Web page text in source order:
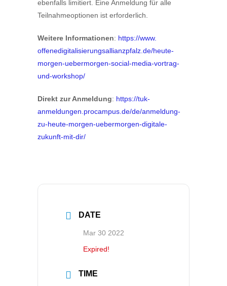
ebenfalls limitiert. Eine Anmeldung für alle
Teilnahmeoptionen ist erforderlich.
Weitere Informationen: https://www.
offenedigitalisierungsallianzpfalz.de/heute-
morgen-uebermorgen-social-media-vortrag-
und-workshop/
Direkt zur Anmeldung: https://tuk-
anmeldungen. procampus.de/de/anmeldung-
zu-heute-morgen-uebermorgen-digitale-
zukunft-mit-dir/
DATE
Mar 30 2022
Expired!
TIME